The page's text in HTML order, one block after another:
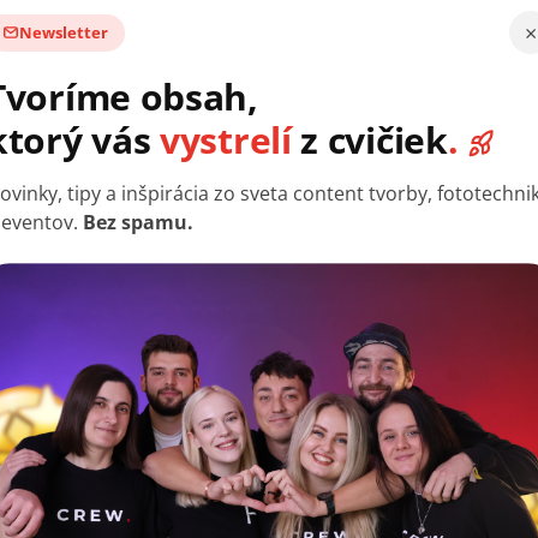
Káblový PC Kondenzátorový Mikrofón USB
1,5m
Skladom
DO KOŠÍKA
SALECODE:LÉTO10:10:%
Newsletter ×
obsah,
vásvystrelíz cvičiek.
tipy a inšpirácia zo sveta content tvorby,
Bez spamu.